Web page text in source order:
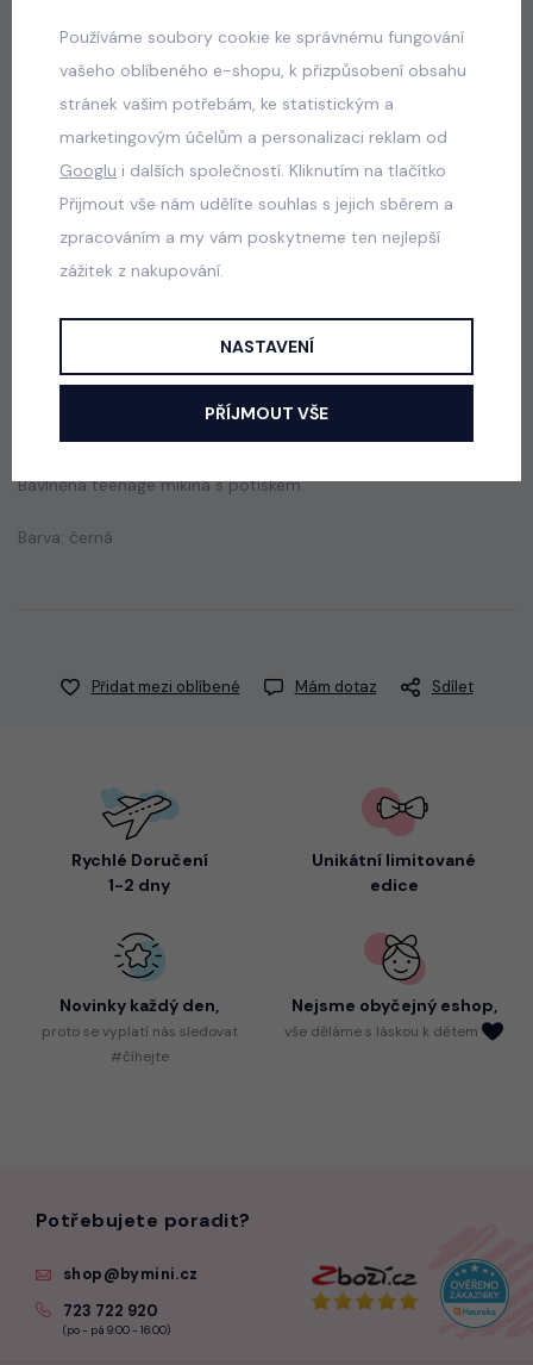
Squishy dumpling mikina ERA tmavě růžová
skladem
529 Kč
Squishy dumpling soft velur souprava černá
skladem
Popis Jak vybrat správnou velikost?
Bavlněná teenage mikina s potiskem.
Barva: černá
Přidat mezi oblíbené Mám dotaz Sdílet
Rychlé Doručení
1-2 dny
Unikátní limitované
edice
Novinky každý den,
protose vyplatí nás sledovat
#číhejte
Nejsme obyčejný eshop,
vše děláme s láskou k dětem
Potřebujete poradit?
shop@bymini.cz
723 722 920
(po - pá 9:00 - 16:00)
Používáme soubory cookie ke správnému fungování
vašeho oblíbeného e-shopu, k přizpůsobení obsahu
stránek vašim potřebám, ke statistickým a
marketingovým účelům a personalizaci reklam od
Googlu i dalších společností. Kliknutím na tlačítko
Přijmout vše nám udělíte souhlas s jejich sběrem a
zpracováním a my vám poskytneme ten nejlepší
zážitek z nakupování.
NASTAVENÍ
PŘÍJMOUT VŠE